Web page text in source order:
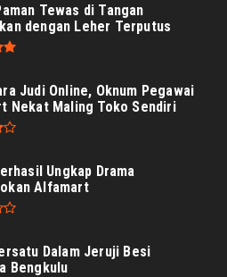
Tewas di Tangan
dengan Leher Terputus
Judi Online, Oknum Pegawai
Nekat Maling Toko Sendiri
Ungkap Drama
Alfamart
Dalam Jeruji Besi
Bengkulu